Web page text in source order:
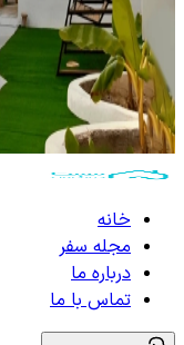
خانه
مجله سفر
درباره ما
تماس با ما